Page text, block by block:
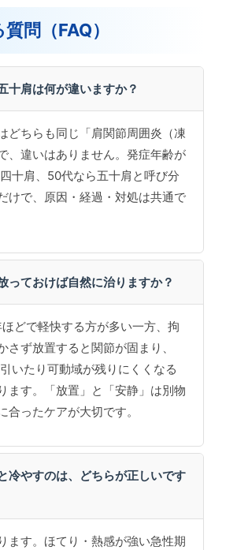
問（FAQ）
十肩は何が違いますか？
どちらも同じ「肩関節周囲炎（凍
、違いはありません。発症年齢が
十肩、50代なら五十肩と呼び分
けで、原因・経過・対処は共通で
っておけば自然に治りますか？
どで軽快する方が多い一方、拘
さず放置すると関節が固まり、
いたり可動域が残りにくくなる
ます。「放置」と「安静」は別物
合ったケアが大切です。
冷やすのは、どちらが正しいです
ます。ほてり・熱感が強い急性期